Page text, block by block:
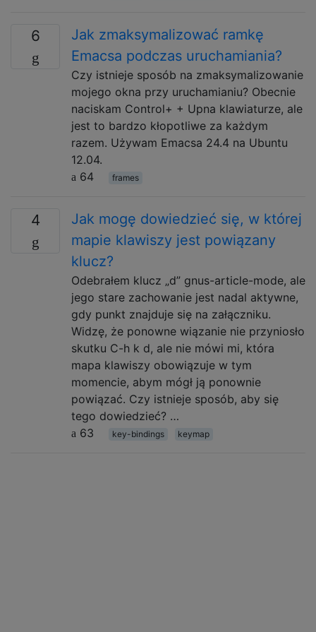
6
Jak zmaksymalizować ramkę
Emacsa podczas uruchamiania?
Czy istnieje sposób na zmaksymalizowanie
mojego okna przy uruchamianiu? Obecnie
naciskam Control+ + Upna klawiaturze, ale
jest to bardzo kłopotliwe za każdym
razem. Używam Emacsa 24.4 na Ubuntu
12.04.
64
frames
4
Jak mogę dowiedzieć się, w której
mapie klawiszy jest powiązany
klucz?
Odebrałem klucz „d” gnus-article-mode, ale
jego stare zachowanie jest nadal aktywne,
gdy punkt znajduje się na załączniku.
Widzę, że ponowne wiązanie nie przyniosło
skutku C-h k d, ale nie mówi mi, która
mapa klawiszy obowiązuje w tym
momencie, abym mógł ją ponownie
powiązać. Czy istnieje sposób, aby się
tego dowiedzieć? …
63
key-bindings keymap